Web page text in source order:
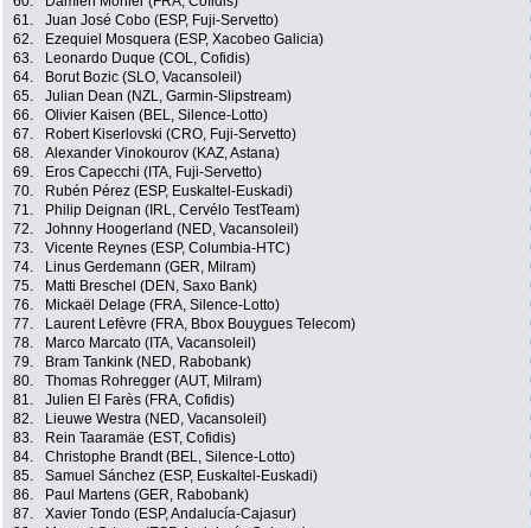
61.
Juan José Cobo (ESP, Fuji-Servetto)
62.
Ezequiel Mosquera (ESP, Xacobeo Galicia)
63.
Leonardo Duque (COL, Cofidis)
64.
Borut Bozic (SLO, Vacansoleil)
65.
Julian Dean (NZL, Garmin-Slipstream)
66.
Olivier Kaisen (BEL, Silence-Lotto)
67.
Robert Kiserlovski (CRO, Fuji-Servetto)
68.
Alexander Vinokourov (KAZ, Astana)
69.
Eros Capecchi (ITA, Fuji-Servetto)
70.
Rubén Pérez (ESP, Euskaltel-Euskadi)
71.
Philip Deignan (IRL, Cervélo TestTeam)
72.
Johnny Hoogerland (NED, Vacansoleil)
73.
Vicente Reynes (ESP, Columbia-HTC)
74.
Linus Gerdemann (GER, Milram)
75.
Matti Breschel (DEN, Saxo Bank)
76.
Mickaël Delage (FRA, Silence-Lotto)
77.
Laurent Lefèvre (FRA, Bbox Bouygues Telecom)
78.
Marco Marcato (ITA, Vacansoleil)
79.
Bram Tankink (NED, Rabobank)
80.
Thomas Rohregger (AUT, Milram)
81.
Julien El Farès (FRA, Cofidis)
82.
Lieuwe Westra (NED, Vacansoleil)
83.
Rein Taaramäe (EST, Cofidis)
84.
Christophe Brandt (BEL, Silence-Lotto)
85.
Samuel Sánchez (ESP, Euskaltel-Euskadi)
86.
Paul Martens (GER, Rabobank)
87.
Xavier Tondo (ESP, Andalucía-Cajasur)